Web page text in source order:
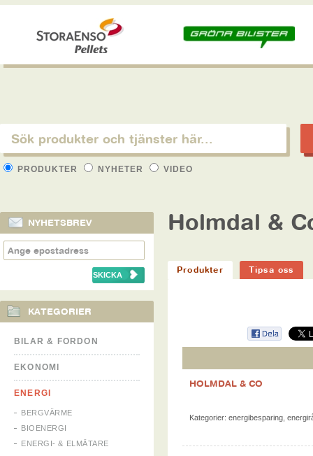
PRODUKTER NYHETER VIDEO
NYHETSBREV
KATEGORIER
BILAR & FORDON
EKONOMI
ENERGI
BERGVÄRME
BIOENERGI
ENERGI- & ELMÄTARE
Holmdal &
Produkter Tipsa oss
HOLMDAL & CO
Kategorier: energibesparing